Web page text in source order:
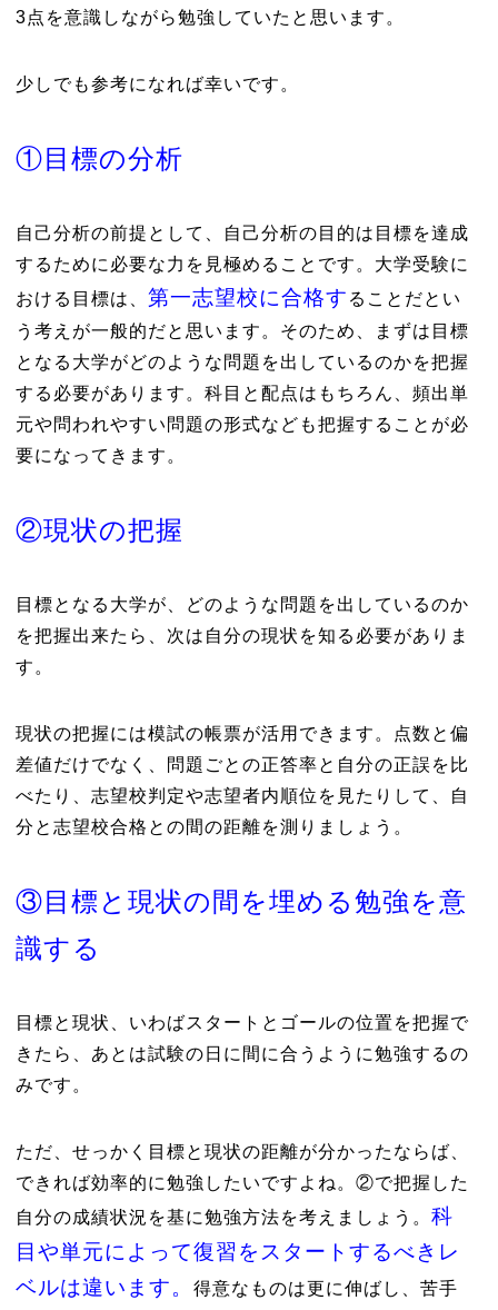
3点を意識しながら勉強していたと思います。
少しでも参考になれば幸いです。
①目標の分析
自己分析の前提として、自己分析の目的は目標を達成
するために必要な力を見極めることです。大学受験に
おける目標は、 第一志望校に合格す ることだとい
う考えが一般的だと思います。そのため、まずは目標
となる大学がどのような問題を出しているのかを把握
する必要があります。科目と配点はもちろん、頻出単
元や問われやすい問題の形式なども把握することが必
要になってきます。
②現状の把握
目標となる大学が、どのような問題を出しているのか
を把握出来たら、次は自分の現状を知る必要がありま
す。
現状の把握には模試の帳票が活用できます。点数と偏
差値だけでなく、問題ごとの正答率と自分の正誤を比
べたり、志望校判定や志望者内順位を見たりして、自
分と志望校合格との間の距離を測りましょう。
③目標と現状の間を埋める勉強を意
識する
目標と現状、いわばスタートとゴールの位置を把握で
きたら、あとは試験の日に間に合うように勉強するの
みです。
ただ、せっかく目標と現状の距離が分かったならば、
できれば効率的に勉強したいですよね。②で把握した
自分の成績状況を基に勉強方法を考えましょう。 科
目や単元によって復習をスタートするべきレ
ベルは違います。
得意なものは更に伸ばし、苦手